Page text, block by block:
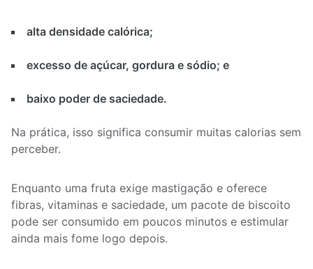
alta densidade calórica;
excesso de açúcar, gordura e sódio; e
baixo poder de saciedade.
Na prática, isso significa consumir muitas calorias sem
perceber.
Enquanto uma fruta exige mastigação e oferece
fibras, vitaminas e saciedade, um pacote de biscoito
pode ser consumido em poucos minutos e estimular
ainda mais fome logo depois.